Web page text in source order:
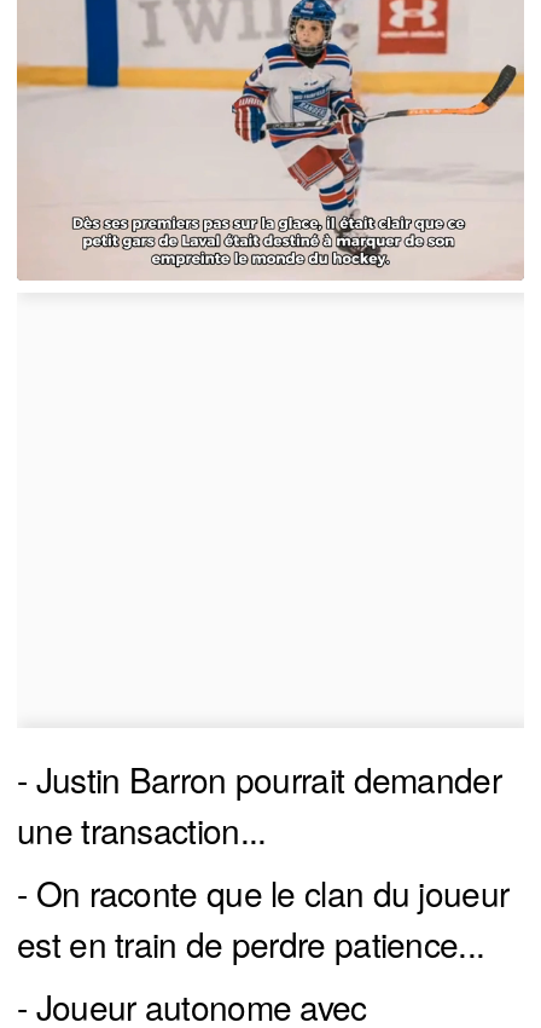
- Justin Barron pourrait demander
une transaction...
- On raconte que le clan du joueur
est en train de perdre patience...
- Joueur autonome avec